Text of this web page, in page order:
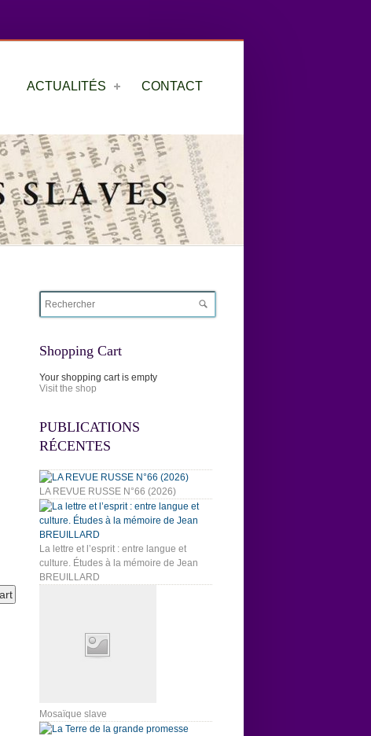
ACTUALITÉS CONTACT
Shopping Cart
Your shopping cart is empty
Visit the shop
PUBLICATIONS
RÉCENTES
LA REVUE RUSSE N°66 (2026)
La lettre et l’esprit : entre langue et
culture. Études à la mémoire de Jean
BREUILLARD
Mosaïque slave